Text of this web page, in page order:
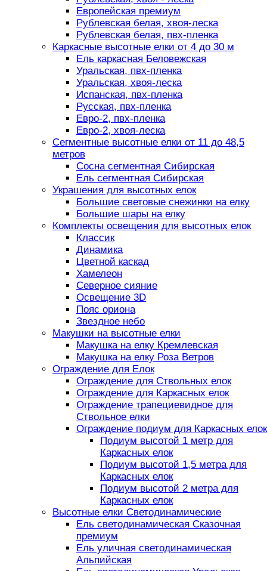
Европейская премиум
Рублевская белая, хвоя-леска
Рублевская белая, пвх-пленка
Каркасные высотные елки от 4 до 30 м
Ель каркасная Беловежская
Уральская, пвх-пленка
Уральская, хвоя-леска
Испанская, пвх-пленка
Русская, пвх-пленка
Евро-2, пвх-пленка
Евро-2, хвоя-леска
Сегментные высотные елки от 11 до 48,5
метров
Сосна сегментная Сибирская
Ель сегментная Сибирская
Украшения для высотных елок
Большие световые снежинки на елку
Большие шары на елку
Комплекты освещения для высотных елок
Классик
Динамика
Цветной каскад
Хамелеон
Северное сияние
Освещение 3D
Пояс ориона
Звездное небо
Макушки на высотные елки
Макушка на елку Кремлевская
Макушка на елку Роза Ветров
Ограждение для Елок
Ограждение для Ствольных елок
Ограждение для Каркасных елок
Ограждение трапециевидное для
Ствольное елки
Ограждение подиум для Каркасных елок
Подиум высотой 1 метр для
Каркасных елок
Подиум высотой 1,5 метра для
Каркасных елок
Подиум высотой 2 метра для
Каркасных елок
Высотные елки Светодинамические
Ель светодинамическая Сказочная
премиум
Ель уличная светодинамическая
Альпийская